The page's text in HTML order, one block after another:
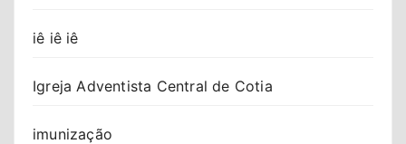
iê iê iê
Igreja Adventista Central de Cotia
imunização